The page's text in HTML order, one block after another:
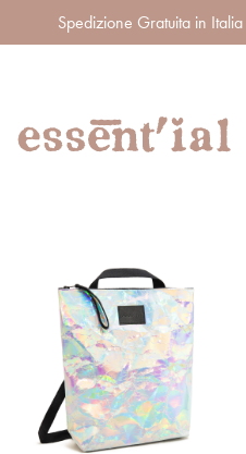
Spedizione Gratuita in